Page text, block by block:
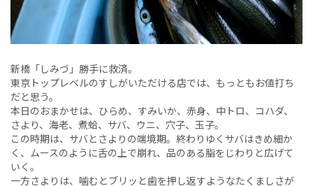
新橋「しみづ」勝手に救済。
東京トップレベルのすしがいただける店では、もっともお値打ち
だと思う。
本日のおまかせは、ひらめ、すみいか、赤身、中トロ、コハダ、
さより、海老、煮蛤、サバ、ウニ、穴子、玉子。
この時期は、サバとさよりの端境期。終わりゆくサバはきめ細か
く、ムースのように舌の上で崩れ、品のある脂をじわりと広げて
いく。
一方さよりは、噛むとブリッと歯を押し返すようなたくましさが